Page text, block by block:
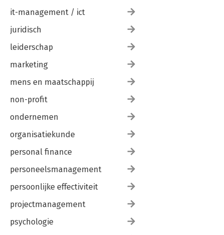
it-management / ict
juridisch
leiderschap
marketing
mens en maatschappij
non-profit
ondernemen
organisatiekunde
personal finance
personeelsmanagement
persoonlijke effectiviteit
projectmanagement
psychologie